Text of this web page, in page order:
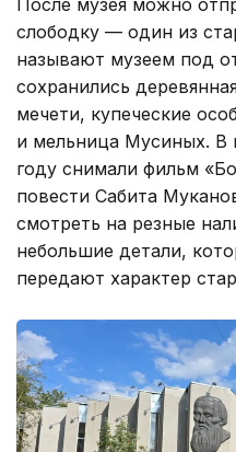
слободку — один из
называют музеем под
сохранились
мечети, купеческие
и мельница Мусиных. В
году снимали фильм
повести Сабита
смотреть на резные
небольшие детали,
передают характер